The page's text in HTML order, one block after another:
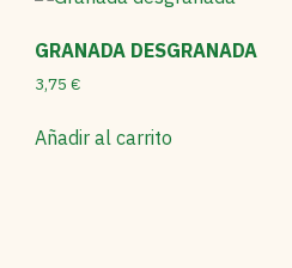
GRANADA DESGRANADA
3,75 €
Añadir al carrito